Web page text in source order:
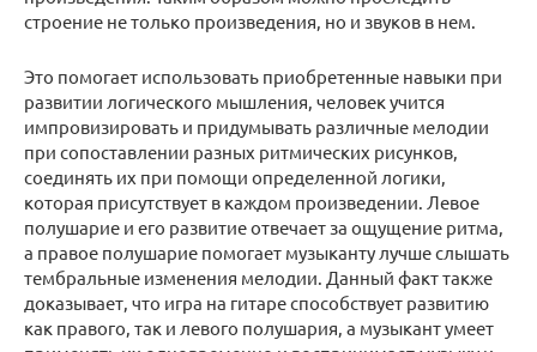
строение не только произведения, но и звуков в нем.
Это помогает использовать приобретенные навыки при
развитии логического мышления, человек учится
импровизировать и придумывать различные мелодии
при сопоставлении разных ритмических рисунков,
соединять их при помощи определенной логики,
которая присутствует в каждом произведении. Левое
полушарие и его развитие отвечает за ощущение ритма,
а правое полушарие помогает музыканту лучше слышать
тембральные изменения мелодии. Данный факт также
доказывает, что игра на гитаре способствует развитию
как правого, так и левого полушария, а музыкант умеет